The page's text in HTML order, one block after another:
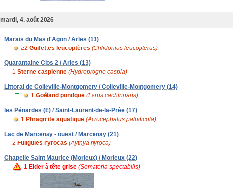
mardi, 4. août 2026
Marais du Mas d'Agon / Arles (13)
≥2 Guifettes leucoptères (Chlidonias leucopterus)
Quarantaine Clos 2 / Arles (13)
1 Sterne caspienne (Hydroprogne caspia)
Littoral de Colleville-Montgomery / Colleville-Montgomery (14)
1 Goéland pontique (Larus cachinnans)
les Pénardes (E) / Saint-Laurent-de-la-Prée (17)
1 Phragmite aquatique (Acrocephalus paludicola)
Lac de Marcenay - ouest / Marcenay (21)
2 Fuligules nyrocas (Aythya nyroca)
Chapelle Saint Maurice (Morieux) / Morieux (22)
1 Eider à tête grise (Somateria spectabilis)